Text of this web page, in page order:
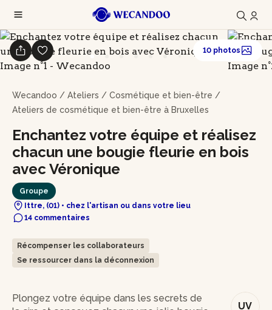
Wecandoo / Ateliers / Cosmétique et bien-être /
Ateliers de cosmétique et bien-être à Bruxelles
Enchantez votre équipe et réalisez
chacun une bougie fleurie en bois
avec Véronique
Groupe
Ittre, (01) • chez l'artisan ou dans votre lieu
14 commentaires
10 photos
Récompenser les collaborateurs
Se ressourcer dans la déconnexion
En bref
UV
Plongez votre équipe dans les secrets de